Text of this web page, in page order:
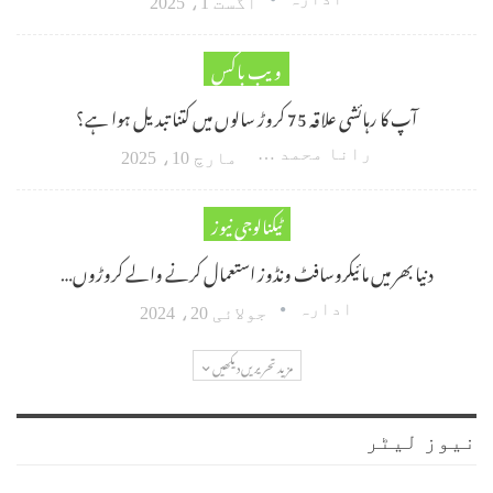
ویب باکس
آپ کا رہائشی علاقہ 75 کروڑ سالوں میں کتنا تبدیل ہوا ہے؟
رانا محمد امین اکبر مارچ 10، 2025
ٹیکنالوجی نیوز
دنیا بھر میں مائیکروسافٹ ونڈوز استعمال کرنے والے کروڑوں…
ادارہ جولائی 20، 2024
مزید تحریریں دیکھیں
نیوز لیٹر